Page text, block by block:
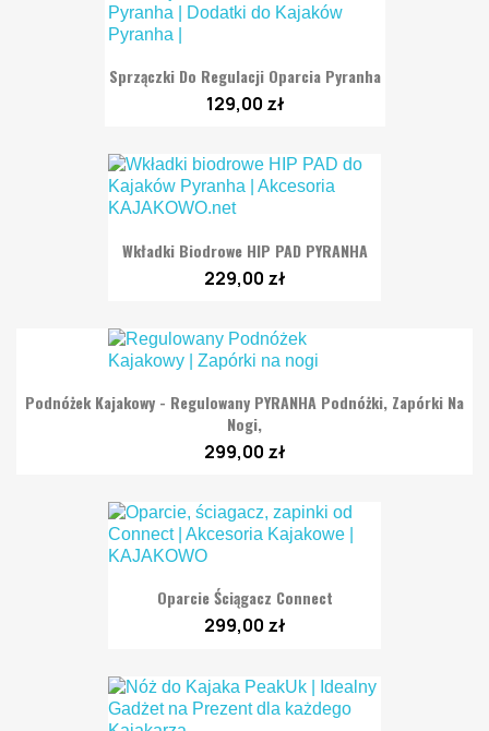
Sprzączki Do Regulacji Oparcia Pyranha
129,00 zł
Wkładki Biodrowe HIP PAD PYRANHA
229,00 zł
Podnóżek Kajakowy - Regulowany PYRANHA Podnóżki, Zapórki Na
Nogi,
299,00 zł
Oparcie Ściągacz Connect
299,00 zł